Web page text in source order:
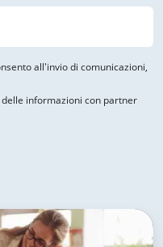
all'invio di comunicazioni,
informazioni con partner